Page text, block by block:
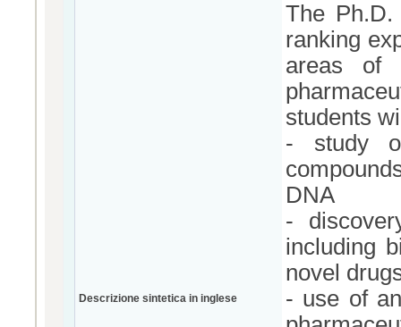
Descrizione sintetica in inglese
The
ranking
areas of
students
- study
DNA
-
including
novel
- use of